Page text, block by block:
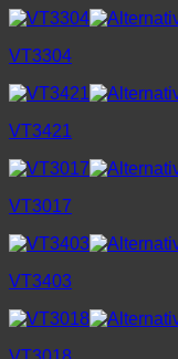
VT3304
VT3421
VT3017
VT3403